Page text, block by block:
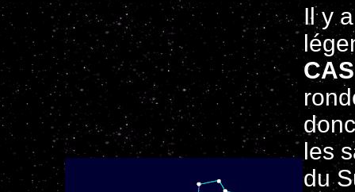
Il y
les
du